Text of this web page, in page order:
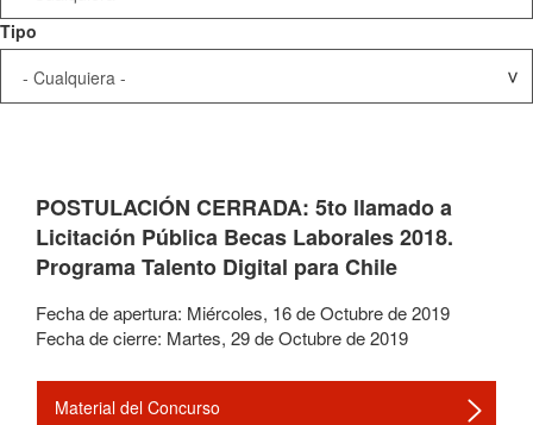
Tipo
POSTULACIÓN CERRADA: 5to llamado a
Licitación Pública Becas Laborales 2018.
Programa Talento Digital para Chile
Fecha de apertura: Miércoles, 16deOctubrede2019
Fecha de cierre: Martes, 29deOctubrede2019
Material del Concurso